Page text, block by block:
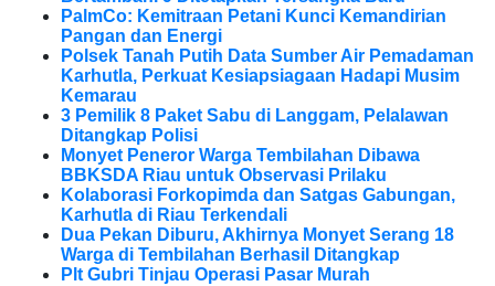
PalmCo: Kemitraan Petani Kunci Kemandirian
Pangan dan Energi
Polsek Tanah Putih Data Sumber Air Pemadaman
Karhutla, Perkuat Kesiapsiagaan Hadapi Musim
Kemarau
3 Pemilik 8 Paket Sabu di Langgam, Pelalawan
Ditangkap Polisi
Monyet Peneror Warga Tembilahan Dibawa
BBKSDA Riau untuk Observasi Prilaku
Kolaborasi Forkopimda dan Satgas Gabungan,
Karhutla di Riau Terkendali
Dua Pekan Diburu, Akhirnya Monyet Serang 18
Warga di Tembilahan Berhasil Ditangkap
Plt Gubri Tinjau Operasi Pasar Murah